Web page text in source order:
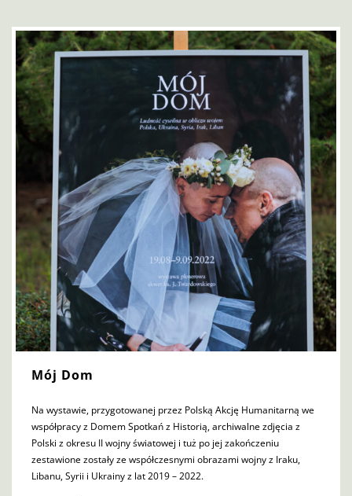
Mój Dom
Na wystawie, przygotowanej przez Polską Akcję Humanitarną we
współpracy z Domem Spotkań z Historią, archiwalne zdjęcia z
Polski z okresu II wojny światowej i tuż po jej zakończeniu
zestawione zostały ze współczesnymi obrazami wojny z Iraku,
Libanu, Syrii i Ukrainy z lat 2019 – 2022.